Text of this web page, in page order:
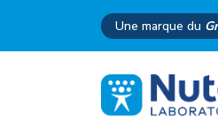
Une marque du